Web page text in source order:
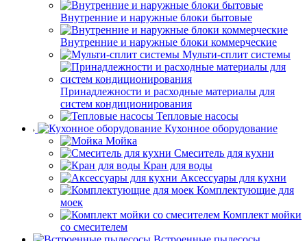
Внутренние и наружные блоки бытовые
Внутренние и наружные блоки коммерческие
Мульти-сплит системы
Принадлежности и расходные материалы для
систем кондиционирования
Тепловые насосы
Кухонное оборудование
Мойка
Смеситель для кухни
Кран для воды
Аксессуары для кухни
Комплектующие для
моек
Комплект мойки
со смесителем